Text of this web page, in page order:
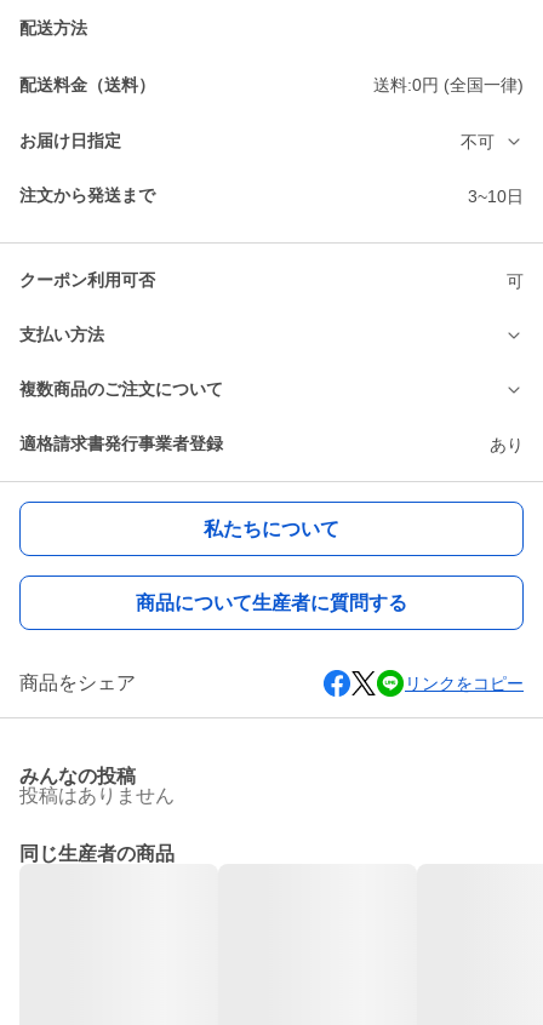
配送方法
配送料金（送料） 送料:0円 (全国一律)
お届け日指定 不可
注文から発送まで 3~10日
クーポン利用可否 可
支払い方法
複数商品のご注文について
適格請求書発行事業者登録 あり
私たちについて
商品について生産者に質問する
商品をシェア リンクをコピー
みんなの投稿
投稿はありません
同じ生産者の商品